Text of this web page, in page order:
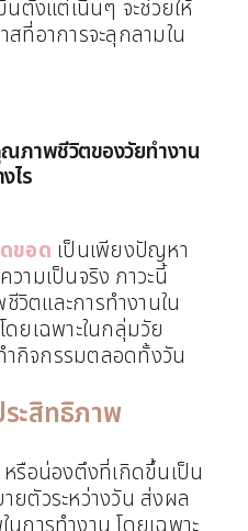
นตั้งแต่เนิ่นๆ จะช่วยให้
ที่อาการจะลุกลามใน
ภาพชีวิตของวัยทำงาน
ไร
ขอด เป็นเพียงปัญหา
ามเป็นจริง ภาวะนี้
ตและการทำงานใน
ยเฉพาะในกลุ่มวัย
ำกิจกรรมตลอดทั้งวัน
ะสิทธิภาพ
รือน่องตึงที่เกิดขึ้นเป็น
ายตัวระหว่างวัน ส่งผล